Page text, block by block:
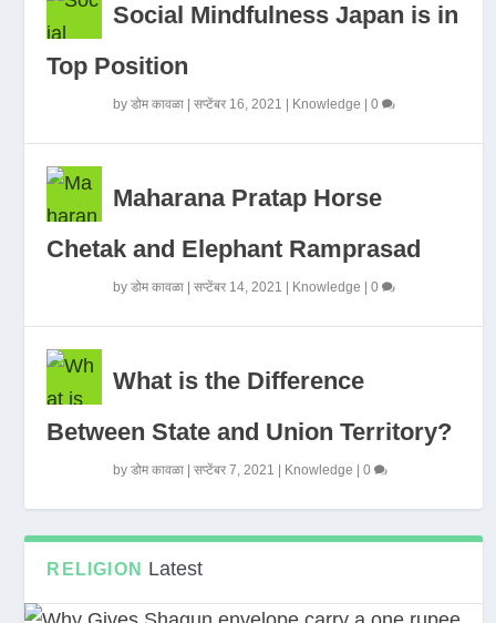
Social Mindfulness Japan is in
Top Position
byडोम कावळा |सप्टेंबर 16, 2021 Knowledge |0
Maharana Pratap Horse
Chetak and Elephant Ramprasad
byडोम कावळा |सप्टेंबर 14, 2021 Knowledge |0
What is the Difference
Between State and Union Territory?
byडोम कावळा |सप्टेंबर 7, 2021 Knowledge |0
RELIGION Latest